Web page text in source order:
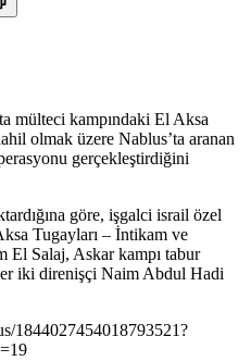
mülteci kampındaki El Aksa
olmak üzere Nablus’ta aranan
gerçekleştirdiğini
göre, işgalci israil özel
Tugayları – İntikam ve
El Salaj, Askar kampı tabur
iki direnişçi Naim Abdul Hadi
1844027454018793521?